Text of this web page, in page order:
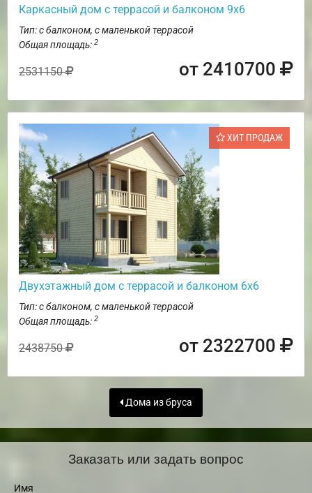
Каркасный дом с террасой и балконом 9х6
Тип: с балконом, с маленькой террасой
Общая площадь: 2
2531150 от 2410700
ХИТ ПРОДАЖ
Двухэтажный дом с террасой и балконом 6х6
Тип: с балконом, с маленькой террасой
Общая площадь: 2
2438750 от 2322700
Дома из бруса
Заказать или задать вопрос
Имя